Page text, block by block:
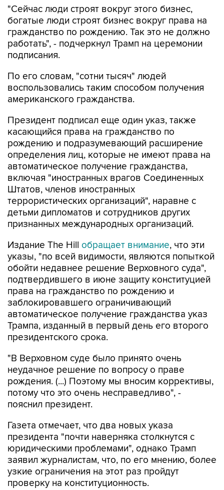
"Сейчас люди строят вокруг этого бизнес,
богатые люди строят бизнес вокруг права на
гражданство по рождению. Так это не должно
работать", - подчеркнул Трамп на церемонии
подписания.
По его словам, "сотни тысяч" людей
воспользовались таким способом получения
американского гражданства.
Президент подписал еще один указ, также
касающийся права на гражданство по
рождению и подразумевающий расширение
определения лиц, которые не имеют права на
автоматическое получение гражданства,
включая "иностранных врагов Соединенных
Штатов, членов иностранных
террористических организаций", наравне с
детьми дипломатов и сотрудников других
признанных международных организаций.
Издание The Hill обращает внимание, что эти
указы, "по всей видимости, являются попыткой
обойти недавнее решение Верховного суда",
подтвердившего в июне защиту конституцией
права на гражданство по рождению и
заблокировавшего ограничивающий
автоматическое получение гражданства указ
Трампа, изданный в первый день его второго
президентского срока.
"В Верховном суде было принято очень
неудачное решение по вопросу о праве
рождения. (...) Поэтому мы вносим коррективы,
потому что это очень несправедливо", -
пояснил президент.
Газета отмечает, что два новых указа
президента "почти наверняка столкнутся с
юридическими проблемами", однако Трамп
заявил журналистам, что, по его мнению, более
узкие ограничения на этот раз пройдут
проверку на конституционность.